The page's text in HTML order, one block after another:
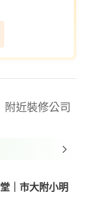
附近裝修公司
｜市大附小明